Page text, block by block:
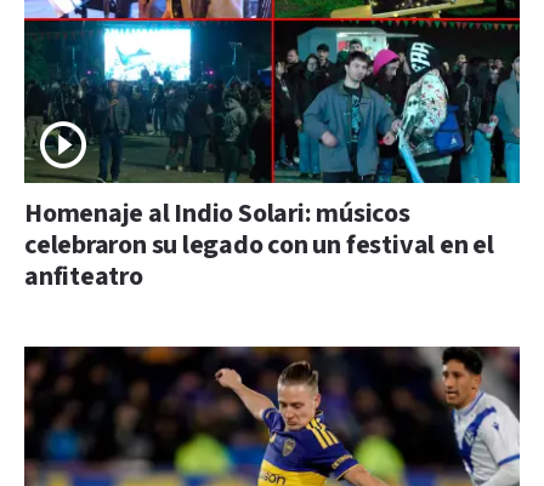
Homenaje al Indio Solari: músicos
celebraron su legado con un festival en el
anfiteatro